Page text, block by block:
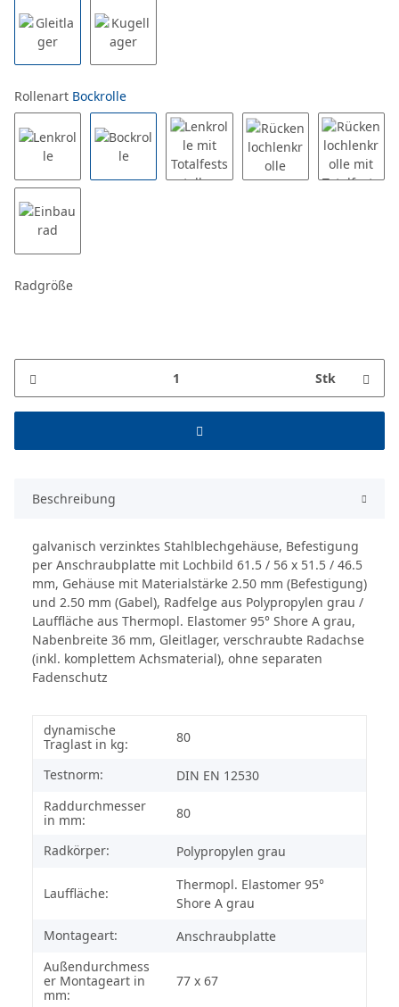
Rollenart Bockrolle
Radgröße
Stk
Beschreibung
galvanisch verzinktes Stahlblechgehäuse, Befestigung
per Anschraubplatte mit Lochbild 61.5 / 56 x 51.5 / 46.5
mm, Gehäuse mit Materialstärke 2.50 mm (Befestigung)
und 2.50 mm (Gabel), Radfelge aus Polypropylen grau /
Lauffläche aus Thermopl. Elastomer 95° Shore A grau,
Nabenbreite 36 mm, Gleitlager, verschraubte Radachse
(inkl. komplettem Achsmaterial), ohne separaten
Fadenschutz
dynamische
Traglast in kg:
80
Testnorm:
DIN EN 12530
Raddurchmesser
in mm:
80
Radkörper: Polypropylen grau
Lauffläche:
Thermopl. Elastomer 95°
Shore A grau
Montageart:
Anschraubplatte
Außendurchmess
er Montageart in
mm:
77 x 67